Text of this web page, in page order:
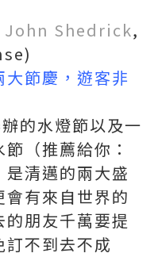
John Shedrick,
節慶，遊客非
的水燈節以及一
（推薦給你：
是清邁的兩大盛
有來自世界的
朋友千萬要提
不到去不成